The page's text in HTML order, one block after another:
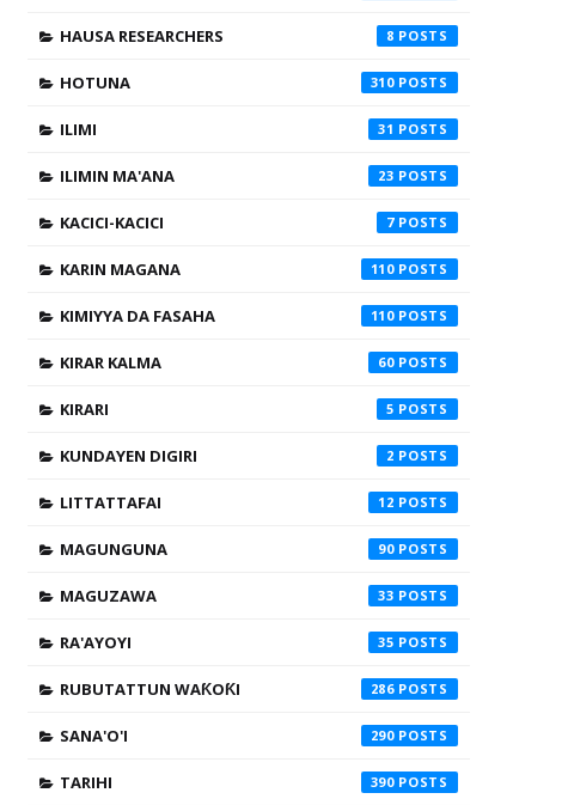
HAUSA RESEARCHERS 8
HOTUNA 310
ILIMI 31
ILIMIN MA'ANA 23
KACICI-KACICI 7
KARIN MAGANA 110
KIMIYYA DA FASAHA 110
KIRAR KALMA 60
KIRARI 5
KUNDAYEN DIGIRI 2
LITTATTAFAI 12
MAGUNGUNA 90
MAGUZAWA 33
RA'AYOYI 35
RUBUTATTUN WAƘOƘI 286
SANA'O'I 290
TARIHI 390